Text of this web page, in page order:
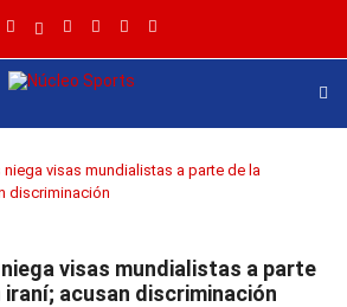
visas mundialistas a parte de la
discriminación
visas mundialistas a parte
acusan discriminación